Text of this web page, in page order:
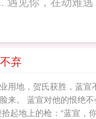
弃
地，贺氏获胜，蓝
。 蓝宣对他的恨绝
起地上的枪：“蓝宣